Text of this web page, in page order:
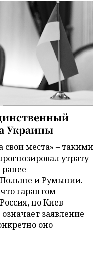
Украины
свои места» – такими
утрату
и Румынии.
гарантом
но Киев
заявление
оно